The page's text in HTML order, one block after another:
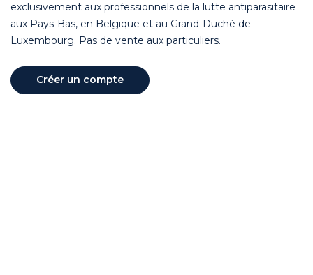
exclusivement aux professionnels de la lutte antiparasitaire
aux Pays-Bas, en Belgique et au Grand-Duché de
Luxembourg. Pas de vente aux particuliers.
Créer un compte